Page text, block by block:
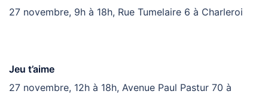
27 novembre, 9h à 18h, Rue Tumelaire 6 à Charleroi
Jeu t’aime
27 novembre, 12h à 18h, Avenue Paul Pastur 70 à